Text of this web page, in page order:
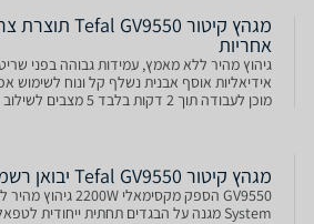
אחריות
גיהוץ מהיר ללא מאמץ, עמידות גבוהה בפני
אידיאליות אוסף אבנית נשלף קל ונוח לשימוש
מוכן לעבודה תוך 2
מגהץ ‏קיטור Tefal GV9550 יבואן רשמי
System מגנה על הבגדים תחתית ייחודית לטפאל Thin Durilium Air Glide